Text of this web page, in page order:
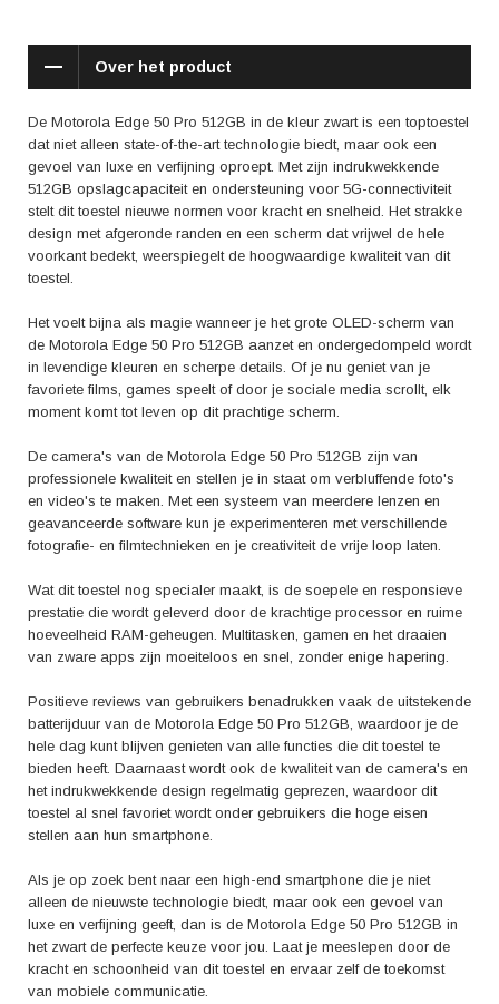
batterijduur van de Motorola Edge 50 Pro 512GB, waardoor je de hele
Daarnaast wordt ook de kwaliteit van de camera's en het
indrukwekkende design regelmatig geprezen, waardoor dit toestel al
snel favoriet wordt onder gebruikers die hoge eisen stellen aan hun
smartphone.
Als je op zoek bent naar een high-end smartphone die je niet alleen de
nieuwste technologie biedt, maar ook een gevoel van luxe en verfijning
geeft, dan is de Motorola Edge 50 Pro 512GB in het zwart de perfecte
dit toestel en ervaar zelf de toekomst van mobiele communicatie.
Over het product
De Motorola Edge 50 Pro 512GB in de kleur zwart is een toptoestel
dat niet alleen state-of-the-art technologie biedt, maar ook een
gevoel van luxe en verfijning oproept. Met zijn indrukwekkende
512GB opslagcapaciteit en ondersteuning voor 5G-connectiviteit
stelt dit toestel nieuwe normen voor kracht en snelheid. Het strakke
design met afgeronde randen en een scherm dat vrijwel de hele
voorkant bedekt, weerspiegelt de hoogwaardige kwaliteit van dit
toestel.
Het voelt bijna als magie wanneer je het grote OLED-scherm van
de Motorola Edge 50 Pro 512GB aanzet en ondergedompeld wordt
in levendige kleuren en scherpe details. Of je nu geniet van je
favoriete films, games speelt of door je sociale media scrollt, elk
moment komt tot leven op dit prachtige scherm.
De camera's van de Motorola Edge 50 Pro 512GB zijn van
professionele kwaliteit en stellen je in staat om verbluffende foto's
en video's te maken. Met een systeem van meerdere lenzen en
geavanceerde software kun je experimenteren met verschillende
fotografie- en filmtechnieken en je creativiteit de vrije loop laten.
Wat dit toestel nog specialer maakt, is de soepele en responsieve
prestatie die wordt geleverd door de krachtige processor en ruime
hoeveelheid RAM-geheugen. Multitasken, gamen en het draaien
van zware apps zijn moeiteloos en snel, zonder enige hapering.
Positieve reviews van gebruikers benadrukken vaak de uitstekende
batterijduur van de Motorola Edge 50 Pro 512GB, waardoor je de
hele dag kunt blijven genieten van alle functies die dit toestel te
bieden heeft. Daarnaast wordt ook de kwaliteit van de camera's en
het indrukwekkende design regelmatig geprezen, waardoor dit
toestel al snel favoriet wordt onder gebruikers die hoge eisen
stellen aan hun smartphone.
Als je op zoek bent naar een high-end smartphone die je niet
alleen de nieuwste technologie biedt, maar ook een gevoel van
luxe en verfijning geeft, dan is de Motorola Edge 50 Pro 512GB in
het zwart de perfecte keuze voor jou. Laat je meeslepen door de
kracht en schoonheid van dit toestel en ervaar zelf de toekomst
van mobiele communicatie.